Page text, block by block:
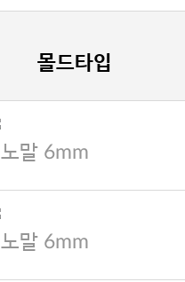
몰드타입
노말 6mm
노말 6mm